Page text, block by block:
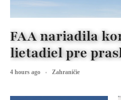
FAA nariadila
lietadiel pre
4 hours ago Zahraničie